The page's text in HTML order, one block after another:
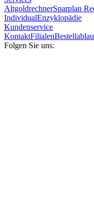
AltgoldrechnerSparplan
IndividualEnzyklopädie
Kundenservice
KontaktFilialen
Folgen Sie uns: